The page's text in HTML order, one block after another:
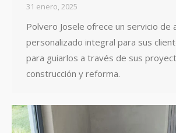
31 enero, 2025
Polvero Josele ofrece un servicio de
personalizado integral para sus
para guiarlos a través de sus
construcción y reforma.